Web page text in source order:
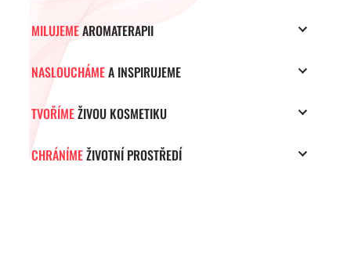
MILUJEMEAROMATERAPII
NASLOUCHÁMEA INSPIRUJEME
TVOŘÍMEŽIVOU KOSMETIKU
CHRÁNÍMEŽIVOTNÍ PROSTŘEDÍ